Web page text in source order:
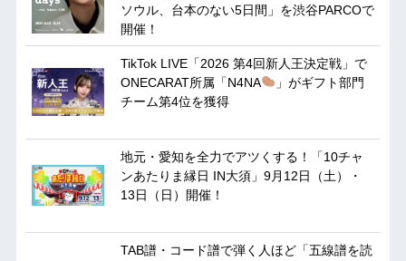
ソウル、台本のない5日間」を渋谷PARCOで
開催！
TikTok LIVE「2026 第4回新人王決定戦」で
ONECARAT所属「N4NA
」がギフト部門
チーム第4位を獲得
地元・愛知を全力でアツくする！「10チャ
ンあたりま縁日 IN大須」9月12日（土）・
13日（日）開催！
TAB譜・コード譜で弾く人ほど「五線譜を読